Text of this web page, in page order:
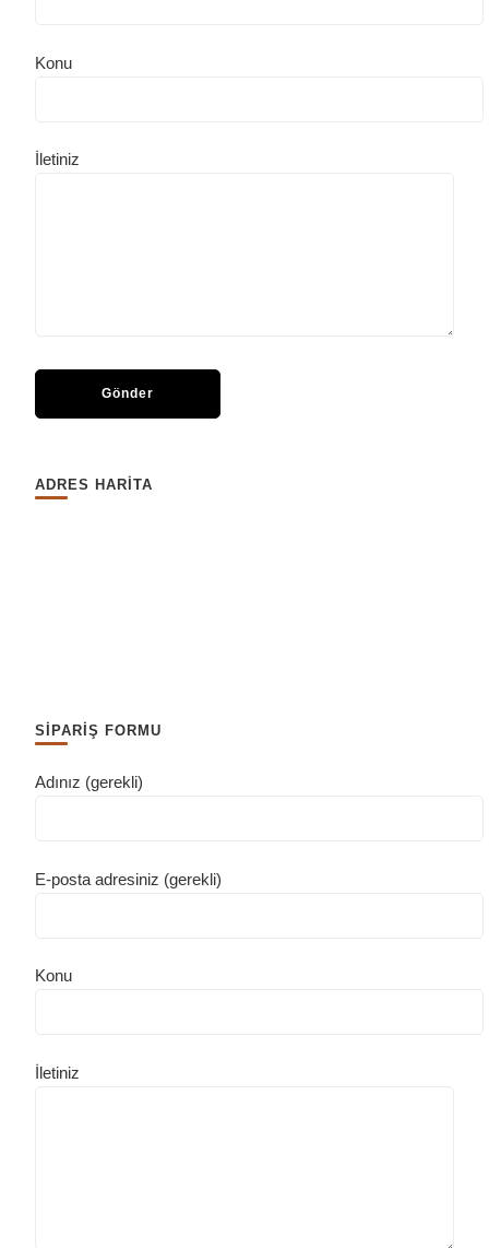
Konu
İletiniz
ADRES HARİTA
SİPARİŞ FORMU
Adınız (gerekli)
E-posta adresiniz (gerekli)
Konu
İletiniz